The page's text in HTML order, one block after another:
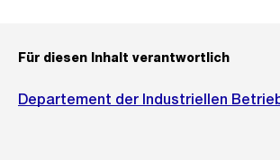
Für diesen Inhalt verantwortlich
Departement der Industriellen